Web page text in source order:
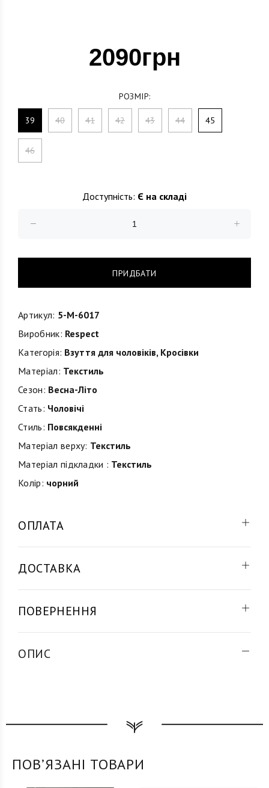
2090грн
РОЗМІР:
39 40 41 42 43 44 45
46
Доступність: Є на складі
ПРИДБАТИ
Артикул: 5-M-6017
Виробник: Respect
Категорія: Взуття для чоловіків, Кросівки
Матеріал: Текстиль
Сезон: Весна-Літо
Стать: Чоловічі
Стиль: Повсякденні
Матеріал верху: Текстиль
Матеріал підкладки : Текстиль
Колір: чорний
ОПЛАТА
ДОСТАВКА
ПОВЕРНЕННЯ
ОПИС
ПОВʼЯЗАНІ ТОВАРИ